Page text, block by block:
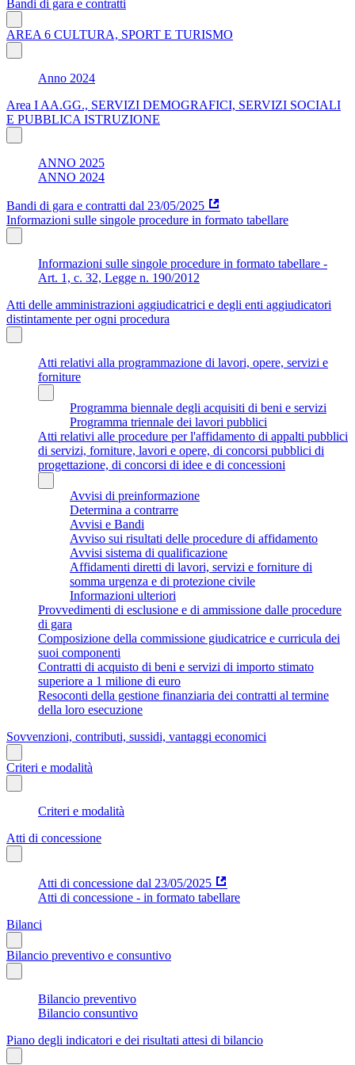
Bandi di gara e contratti
AREA 6 CULTURA, SPORT E TURISMO
Anno 2024
Area I AA.GG., SERVIZI DEMOGRAFICI, SERVIZI SOCIALI
E PUBBLICA ISTRUZIONE
ANNO 2025
ANNO 2024
Bandi di gara e contratti dal 23/05/2025
Informazioni sulle singole procedure in formato tabellare
Informazioni sulle singole procedure in formato tabellare -
Art. 1, c. 32, Legge n. 190/2012
Atti delle amministrazioni aggiudicatrici e degli enti aggiudicatori
distintamente per ogni procedura
Atti relativi alla programmazione di lavori, opere, servizi e
forniture
Programma biennale degli acquisiti di beni e servizi
Programma triennale dei lavori pubblici
Atti relativi alle procedure per l'affidamento di appalti pubblici
di servizi, forniture, lavori e opere, di concorsi pubblici di
progettazione, di concorsi di idee e di concessioni
Avvisi di preinformazione
Determina a contrarre
Avvisi e Bandi
Avviso sui risultati delle procedure di affidamento
Avvisi sistema di qualificazione
Affidamenti diretti di lavori, servizi e forniture di
somma urgenza e di protezione civile
Informazioni ulteriori
Provvedimenti di esclusione e di ammissione dalle procedure
di gara
Composizione della commissione giudicatrice e curricula dei
suoi componenti
Contratti di acquisto di beni e servizi di importo stimato
superiore a 1 milione di euro
Resoconti della gestione finanziaria dei contratti al termine
della loro esecuzione
Sovvenzioni, contributi, sussidi, vantaggi economici
Criteri e modalità
Criteri e modalità
Atti di concessione
Atti di concessione dal 23/05/2025
Atti di concessione - in formato tabellare
Bilanci
Bilancio preventivo e consuntivo
Bilancio preventivo
Bilancio consuntivo
Piano degli indicatori e dei risultati attesi di bilancio